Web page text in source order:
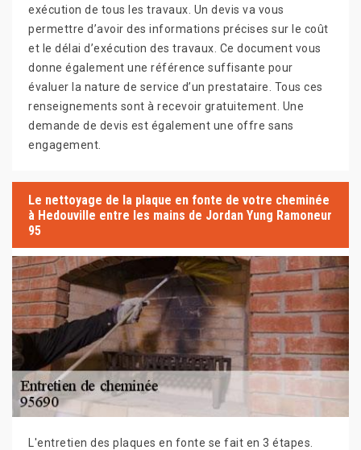
exécution de tous les travaux. Un devis va vous
permettre d’avoir des informations précises sur le coût
et le délai d’exécution des travaux. Ce document vous
donne également une référence suffisante pour
évaluer la nature de service d’un prestataire. Tous ces
renseignements sont à recevoir gratuitement. Une
demande de devis est également une offre sans
engagement.
Le nettoyage de la plaque en fonte de votre cheminée
à Hedouville entre les mains de Jordan Yung Ramoneur
95
L'entretien des plaques en fonte se fait en 3 étapes.